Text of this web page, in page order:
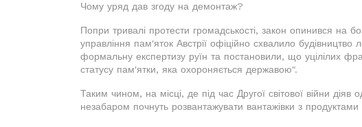
Чому уряд дав згоду на демонтаж?
Попри тривалі протести громадськості, закон опинився на
управління пам'яток Австрії офіційно схвалило будівництво
формальну експертизу руїн та постановили, що уцілілих
статусу пам'ятки, яка охороняється державою".
Таким чином, на місці, де під час Другої світової війни діяв
незабаром почнуть розвантажувати вантажівки з